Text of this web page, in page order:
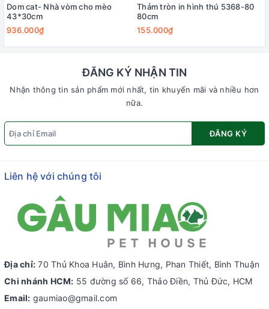
Dom cat- Nhà vòm cho mèo
43*30cm
936.000₫
Thảm tròn in hình thú 5368-80
80cm
155.000₫
ĐĂNG KÝ NHẬN TIN
Nhận thông tin sản phẩm mới nhất, tin khuyến mãi và nhiều hơn
nữa.
ĐĂNG KÝ
Liên hệ với chúng tôi
Địa chỉ: 70 Thủ Khoa Huân, Bình Hưng, Phan Thiết, Bình Thuận
Chi nhánh HCM: 55 đường số 66, Thảo Điền, Thủ Đức, HCM
Email: gaumiao@gmail.com